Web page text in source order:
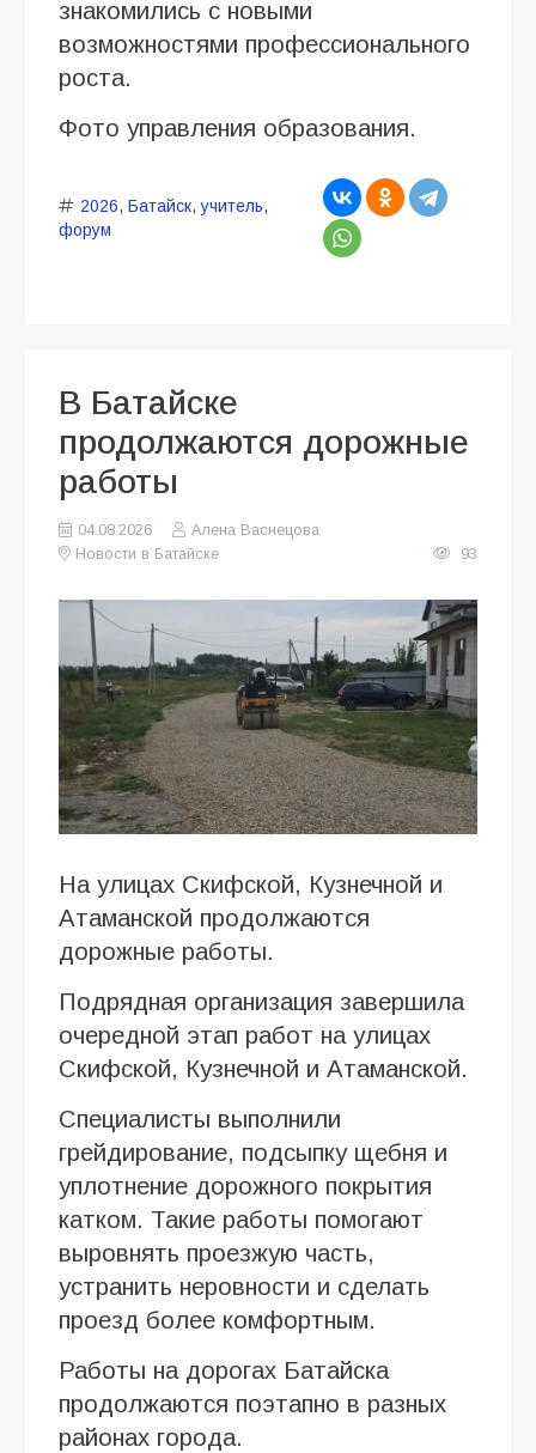
знакомились с новыми
возможностями профессионального
роста.
Фото управления образования.
2026, Батайск,учитель,
форум
В Батайске
продолжаются дорожные
работы
04.08.2026
Алена Васнецова
Новости в Батайске
93
На улицах Скифской, Кузнечной и
Атаманской продолжаются
дорожные работы.
Подрядная организация завершила
очередной этап работ на улицах
Скифской, Кузнечной и Атаманской.
Специалисты выполнили
грейдирование, подсыпку щебня и
уплотнение дорожного покрытия
катком. Такие работы помогают
выровнять проезжую часть,
устранить неровности и сделать
проезд более комфортным.
Работы на дорогах Батайска
продолжаются поэтапно в разных
районах города.